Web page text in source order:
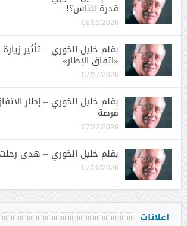
قدرة للناس؟!
08/03/2026
بقلم خليل الخوري – تأثير
«اتفاق الإطار»
07/27/2026
بقلم خليل الخوري – إطار
فرصة
07/22/2026
بقلم خليل الخوري – هدى
07/20/2026
اعلانات